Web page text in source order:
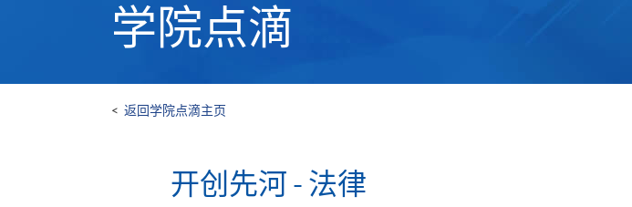
学院点滴
< 返回学院点滴主页
开创先河 - 法律